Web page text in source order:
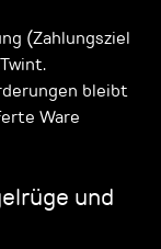
(Zahlungsziel
bleibt
Ware
und